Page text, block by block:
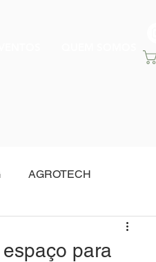
AGROTECH
para